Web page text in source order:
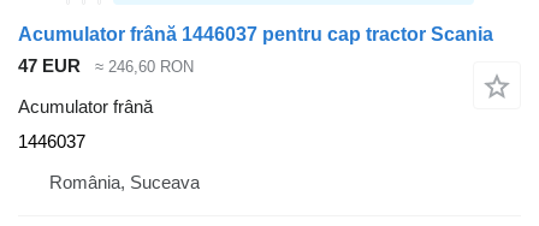
Acumulator frână 1446037 pentru cap tractor Scania
47 EUR
≈ 246,60 RON
Acumulator frână
1446037
România, Suceava